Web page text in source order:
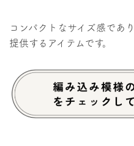
コンパクトなサイズ感であ
提供するアイテムです。